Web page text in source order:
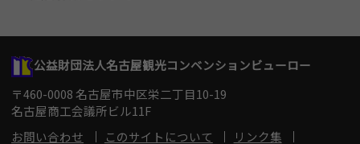
公益財団法人名古屋観光コンベンションビューロー
〒460-0008 名古屋市中区栄二丁目10-19
名古屋商工会議所ビル11F
お問い合わせ
このサイトについて リンク集